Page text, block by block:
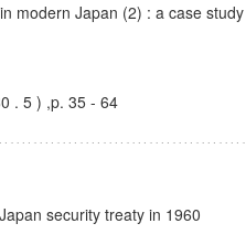
modern Japan (2) : a case
. 5 ) ,p. 35 - 64
security treaty in 1960